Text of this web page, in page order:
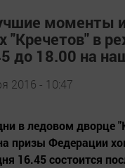
моменты
"Кречетов" в
до 18.00 на
2016 - 10:47
в ледовом дворце
призы Федерации
16.45 состоится